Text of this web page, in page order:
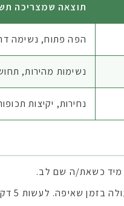
תוצאה שמצריכה
הפה פתוח, נשימה
נשימות מהירות,
נחירות, יקיצות
מיד כשאת/ה שם לב.
לעשות 5 דקות ביום.